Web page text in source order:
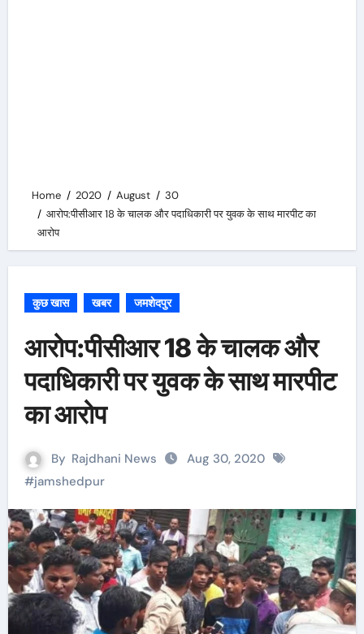
Home 2020 August
30
आरोप:पीसीआर 18 के चालक और पदाधिकारी पर युवक के साथ मारपीट का
आरोप
कुछ खास खबर जमशेदपुर
आरोप:पीसीआर 18 के चालक और
पदाधिकारी पर युवक के साथ मारपीट
का आरोप
By Rajdhani News
Aug 30, 2020
#jamshedpur